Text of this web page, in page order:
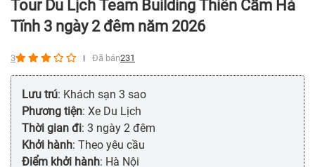
Tour Du Lịch Team Building Thiên Cầm Hà
Tĩnh 3 ngày 2 đêm năm 2026
3 Đã bán231
Lưu trú: Khách sạn 3 sao
Phương tiện: Xe Du Lịch
Thời gian đi: 3 ngày 2 đêm
Khởi hành: Theo yêu cầu
Điểm khởi hành: Hà Nội